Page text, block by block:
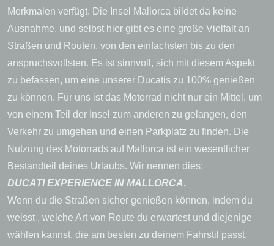
Merkmalen verfügt. Die Insel Mallorca bildet da keine
Ausnahme, und selbst hier gibt es eine große Vielfalt an
Straßen und Routen, von den einfachsten bis zu den
anspruchsvollsten. Es ist sinnvoll, sich mit diesem Aspekt
zu befassen, um eine unserer Ducatis zu 100% genießen
zu können. Für uns ist das Motorrad nicht nur ein Mittel, um
von einem Teil der Insel zum anderen zu gelangen, den
Verkehr zu umgehen und einen Parkplatz zu finden. Die
Nutzung des Motorrads auf Mallorca ist ein wesentlicher
Bestandteil deines Urlaubs. Wir nennen dies:
DUCATI EXPERIENCE IN MALLORCA.
Wenn du die Straßen sicher genießen können, indem du
weisst , welche Art von Route du erwartest und diejenige
wählen kannst, die am besten zu deinem Fahrstil passt,